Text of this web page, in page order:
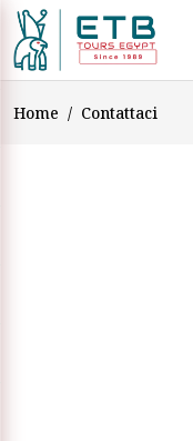
Home Contattaci